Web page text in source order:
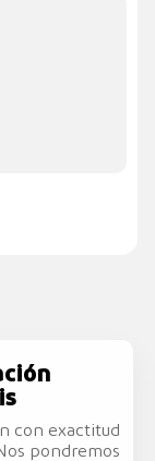
con exactitud
pondremos